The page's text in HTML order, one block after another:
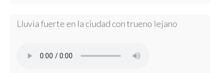
Lluvia fuerte en la ciudad con trueno lejano